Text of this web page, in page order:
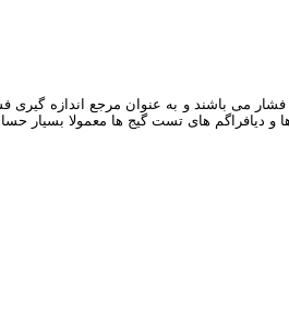
می باشند و به عنوان مرجع اندازه گیری